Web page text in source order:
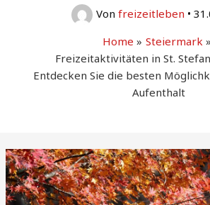
Von freizeitleben •
Home
Steiermark
Freizeitaktivitäten in St.
Entdecken Sie die besten
Aufenthalt